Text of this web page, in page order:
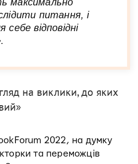
питання, і
себе відповідні
на виклики, до яких
2022, на думку
та переможців